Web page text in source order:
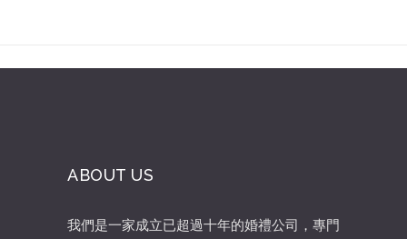
ABOUT US
我們是一家成立已超過十年的婚禮公司，專門